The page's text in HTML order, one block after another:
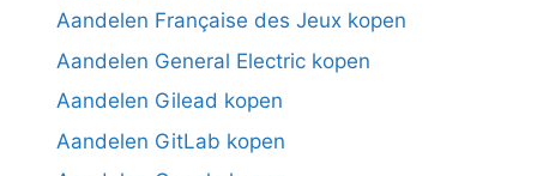
Aandelen Française des Jeux kopen
Aandelen General Electric kopen
Aandelen Gilead kopen
Aandelen GitLab kopen